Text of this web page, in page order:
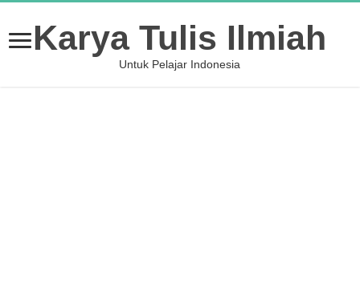
Karya Tulis Ilmiah
Untuk Pelajar Indonesia